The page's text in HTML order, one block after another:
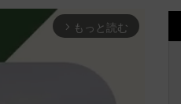
arrow_forward_ios もっと読む